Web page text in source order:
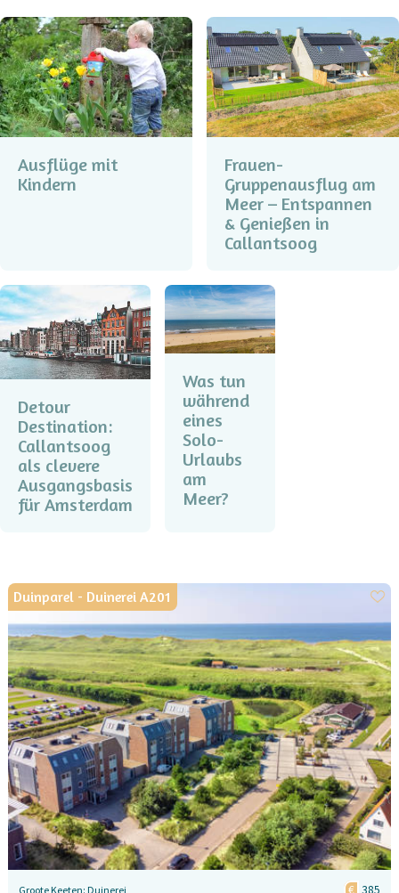
Ausflüge mit
Kindern
Frauen-
Gruppenausflug am
Meer – Entspannen
& Genießen in
Callantsoog
Detour
Destination:
Callantsoog
als clevere
Ausgangsbasis
für Amsterdam
Was tun
während
eines
Solo-
Urlaubs
am
Meer?
Duinparel - Duinerei A201
Groote Keeten: Duinerei